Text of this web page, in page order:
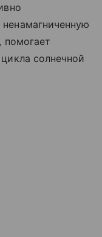
помогает
солнечной